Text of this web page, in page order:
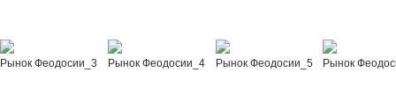
Рынок Феодосии_3 Рынок Феодосии_4 Рынок Феодосии_5 Рынок